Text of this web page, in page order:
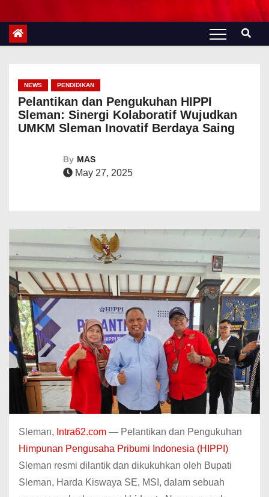
NEWS PENDIDIKAN
Pelantikan dan Pengukuhan HIPPI
Sleman: Sinergi Kolaboratif Wujudkan
UMKM Sleman Inovatif Berdaya Saing
By MAS
May 27, 2025
Sleman, Intra62.com — Pelantikan dan Pengukuhan
Himpunan Pengusaha Pribumi Indonesia (HIPPI)
Sleman resmi dilantik dan dikukuhkan oleh Bupati
Sleman, Harda Kiswaya SE, MSI, dalam sebuah